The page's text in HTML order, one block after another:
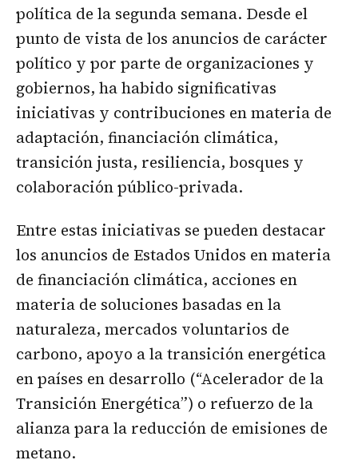
política de la segunda semana. Desde el
punto de vista de los anuncios de carácter
político y por parte de organizaciones y
gobiernos, ha habido significativas
iniciativas y contribuciones en materia de
adaptación, financiación climática,
transición justa, resiliencia, bosques y
colaboración público-privada.
Entre estas iniciativas se pueden destacar
los anuncios de Estados Unidos en materia
de financiación climática, acciones en
materia de soluciones basadas en la
naturaleza, mercados voluntarios de
carbono, apoyo a la transición energética
en países en desarrollo (“Acelerador de la
Transición Energética”) o refuerzo de la
alianza para la reducción de emisiones de
metano.